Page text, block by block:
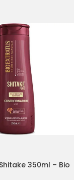
350ml – Bio